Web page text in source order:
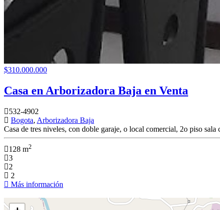
$310.000.000
Casa en Arborizadora Baja en Venta
532-4902
Bogota, Arborizadora Baja
Casa de tres niveles, con doble garaje, o local comercial, 2o piso
128 m2
3
2
2
Más información